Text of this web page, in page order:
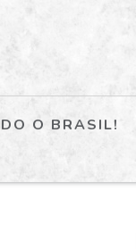
O BRASIL!